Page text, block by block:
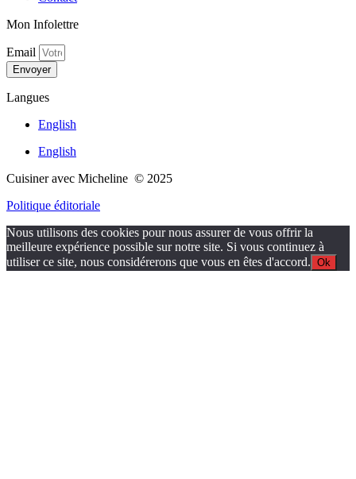
Mon Infolettre
Email
Envoyer
Langues
English
English
Cuisiner avec Micheline © 2025
Politique éditoriale
Nous utilisons des cookies pour nous assurer de vous offrir la
meilleure expérience possible sur notre site. Si vous continuez à
utiliser ce site, nous considérerons que vous en êtes d'accord. Ok